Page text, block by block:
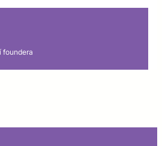
foundera